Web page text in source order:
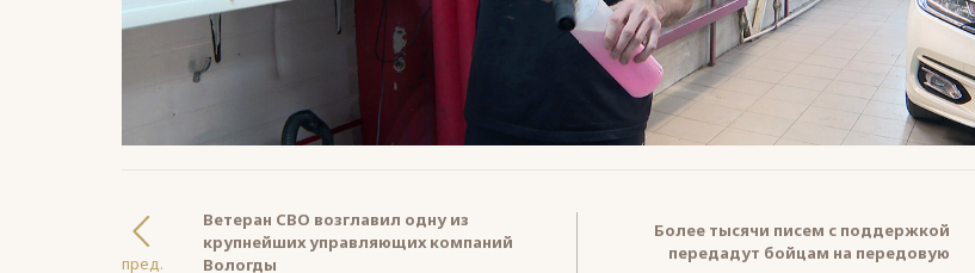
пред.
Ветеран СВО возглавил одну из
крупнейших управляющих компаний
Вологды
Более тысячи писем с поддержкой
передадут бойцам на передовую